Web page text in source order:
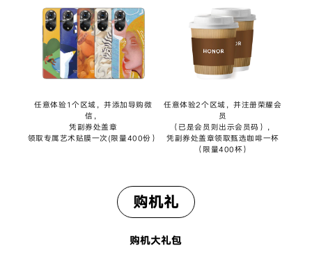
任意体验1个区域，并添加导购微
信，
凭副券处盖章
领取专属艺术贴膜一次(限量400份）
任意体验2个区域，并注册荣耀会
员
（已是会员则出示会员码），
凭副券处盖章领取甄选咖啡一杯
（限量400杯）
购机礼
购机大礼包